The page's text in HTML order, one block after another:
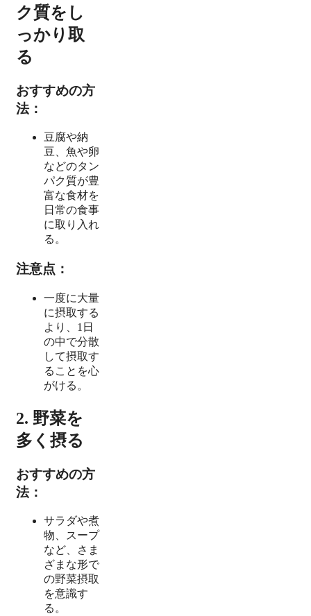
ク質をし
っかり取
る
おすすめの方
法：
豆腐や納
豆、魚や卵
などのタン
パク質が豊
富な食材を
日常の食事
に取り入れ
る。
注意点：
一度に大量
に摂取する
より、1日
の中で分散
して摂取す
ることを心
がける。
2. 野菜を
多く摂る
おすすめの方
法：
サラダや煮
物、スープ
など、さま
ざまな形で
の野菜摂取
を意識す
る。